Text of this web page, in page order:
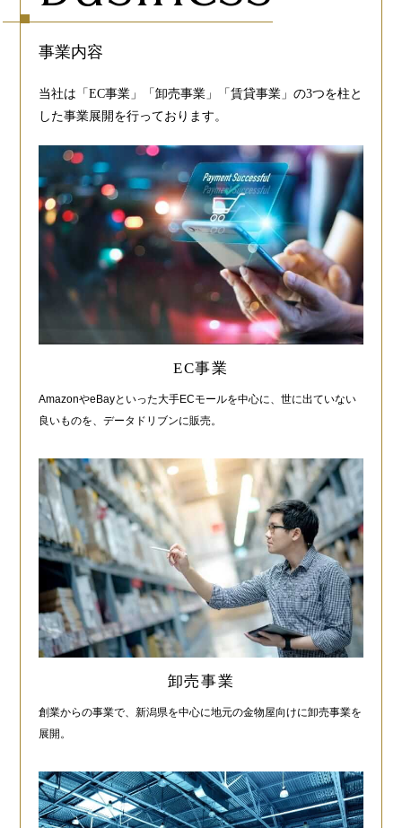
事業内容
当社は「EC事業」「卸売事業」「賃貸事業」の3つを柱と
した事業展開を行っております。
EC事業
AmazonやeBayといった大手ECモールを中心に、世に出ていない
良いものを、データドリブンに販売。
卸売事業
創業からの事業で、新潟県を中心に地元の金物屋向けに卸売事業を
展開。